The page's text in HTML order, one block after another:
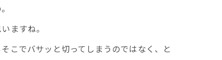
ますね。
こでバサッと切ってしまうのではなく、と